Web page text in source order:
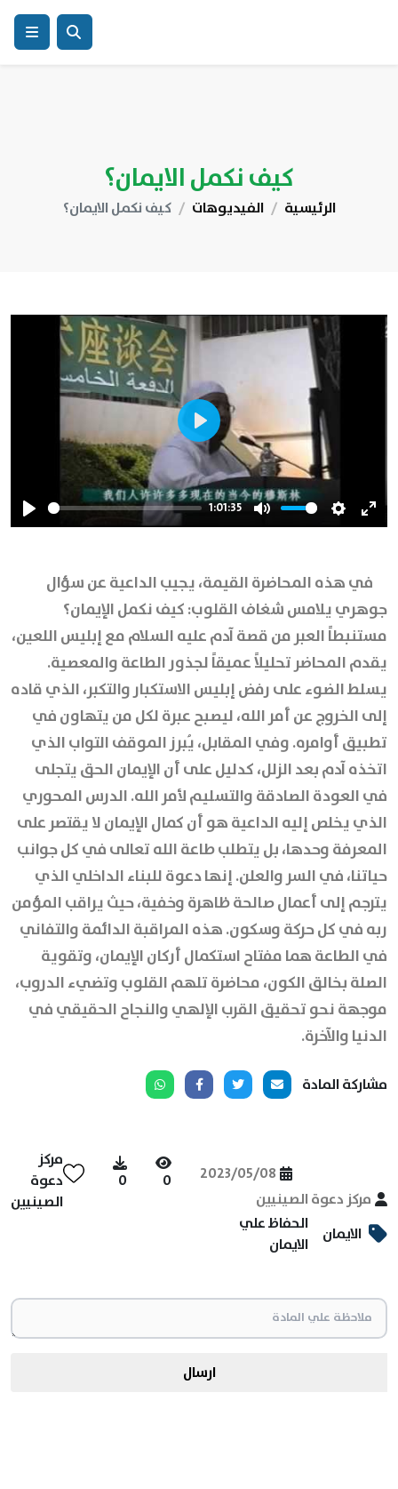
كيف نكمل الايمان؟
الرئيسية الفيديوهات كيف نكمل الايمان؟
Play
1:01:35
Mute Settings
Play
في هذه المحاضرة القيمة، يجيب الداعية عن سؤال
جوهري يلامس شغاف القلوب: كيف نكمل الإيمان؟
مستنبطاً العبر من قصة آدم عليه السلام مع إبليس اللعين،
يقدم المحاضر تحليلاً عميقاً لجذور الطاعة والمعصية.
يسلط الضوء على رفض إبليس الاستكبار والتكبر، الذي قاده
إلى الخروج عن أمر الله، ليصبح عبرة لكل من يتهاون في
تطبيق أوامره. وفي المقابل، يُبرز الموقف التواب الذي
اتخذه آدم بعد الزلل، كدليل على أن الإيمان الحق يتجلى
في العودة الصادقة والتسليم لأمر الله. الدرس المحوري
الذي يخلص إليه الداعية هو أن كمال الإيمان لا يقتصر على
المعرفة وحدها، بل يتطلب طاعة الله تعالى في كل جوانب
حياتنا، في السر والعلن. إنها دعوة للبناء الداخلي الذي
يترجم إلى أعمال صالحة ظاهرة وخفية، حيث يراقب المؤمن
ربه في كل حركة وسكون. هذه المراقبة الدائمة والتفاني
في الطاعة هما مفتاح استكمال أركان الإيمان، وتقوية
الصلة بخالق الكون، محاضرة تلهم القلوب وتضيء الدروب،
موجهة نحو تحقيق القرب الإلهي والنجاح الحقيقي في
الدنيا والآخرة.
مشاركة المادة
مركز دعوة الصينيين
2023/05/08
0
0
مركز
دعوة
الصينيين
الايمان
الحفاظ علي
الايمان
ارسال